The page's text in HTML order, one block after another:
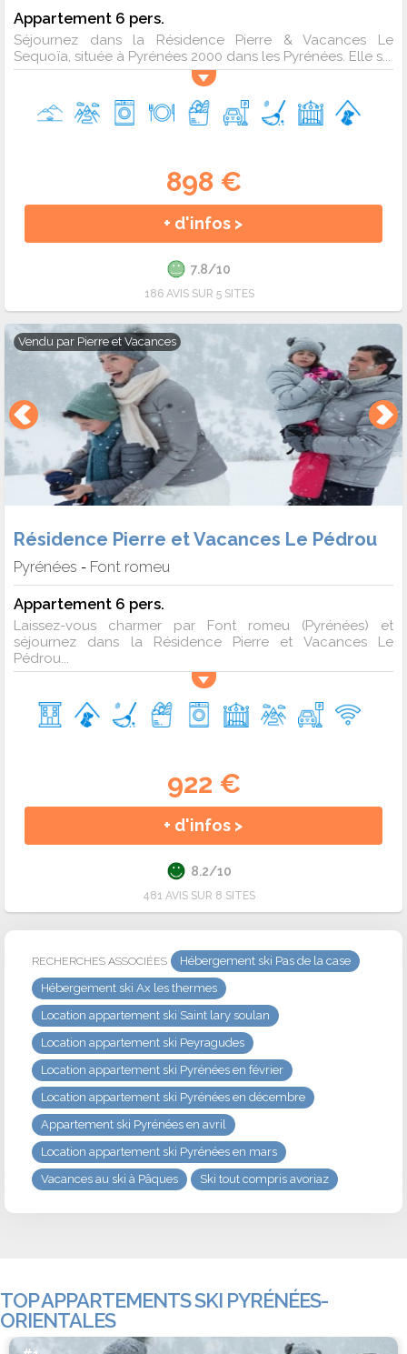
Appartement 6 pers.
Séjournez dans la Résidence Pierre & Vacances Le
Sequoïa, située à Pyrénées 2000 dans les Pyrénées. Elle s...
898 €
+ d'infos >
7.8/10
186 AVIS SUR 5 SITES
Vendu par Pierre et Vacances
Résidence Pierre et Vacances Le Pédrou
Pyrénées - Font romeu
Appartement 6 pers.
Laissez-vous charmer par Font romeu (Pyrénées) et
séjournez dans la Résidence Pierre et Vacances Le
Pédrou...
922 €
+ d'infos >
8.2/10
481 AVIS SUR 8 SITES
RECHERCHES ASSOCIÉES
Hébergement ski Pas de la case
Hébergement ski Ax les thermes
Location appartement ski Saint lary soulan
Location appartement ski Peyragudes
Location appartement ski Pyrénées en février
Location appartement ski Pyrénées en décembre
Appartement ski Pyrénées en avril
Location appartement ski Pyrénées en mars
Vacances au ski à Pâques
Ski tout compris avoriaz
TOP APPARTEMENTS SKI PYRÉNÉES-
ORIENTALES